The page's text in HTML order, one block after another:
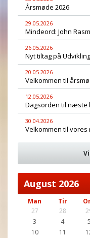
Årsmøde 2026
29.05.2026
Mindeord: John
26.05.2026
Nyt tiltag på
20.05.2026
Velkommen til
12.05.2026
Dagsorden til næste
30.04.2026
Velkommen til
August 2026
Man Tir
27
28
3
4 5
10
11